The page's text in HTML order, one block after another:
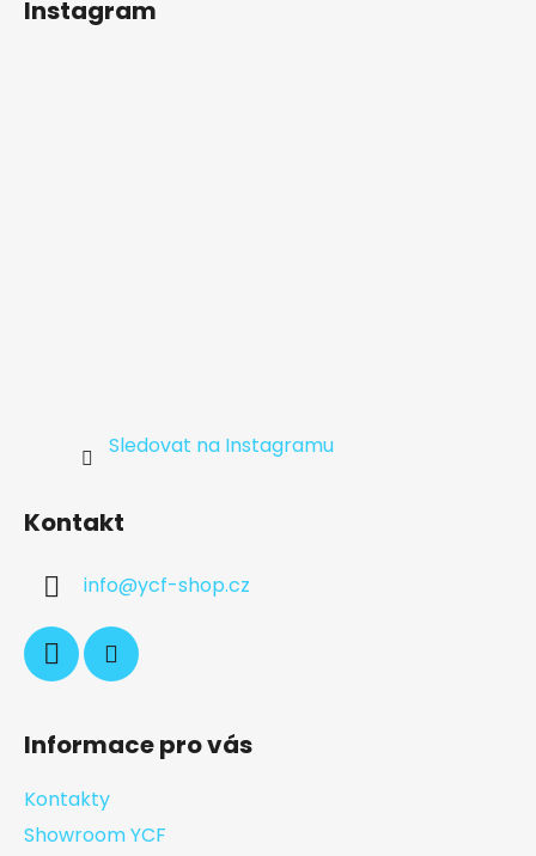
Instagram
Sledovat na Instagramu
Kontakt
info@ycf-shop.cz
Informace pro vás
Kontakty
Showroom YCF